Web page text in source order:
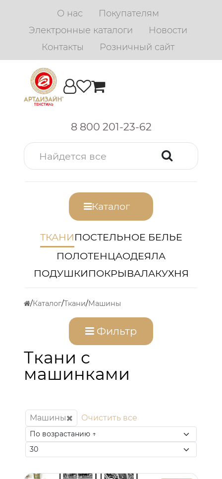
О нас
Покупателям
Электронные каталоги
Новости
Контакты
Розничный сайт
8 800 201-23-62
Каталог
ТКАНИПОСТЕЛЬНОЕ БЕЛЬЕ
ПОЛОТЕНЦАОДЕЯЛА
ПОДУШКИПОКРЫВАЛАКУХНЯ
Каталог Ткани Машины
Фильтр
Ткани с
машинками
Машины Очистить все